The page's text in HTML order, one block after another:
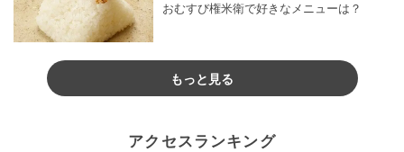
おむすび権米衛で好きなメニューは？
もっと見る
アクセスランキング